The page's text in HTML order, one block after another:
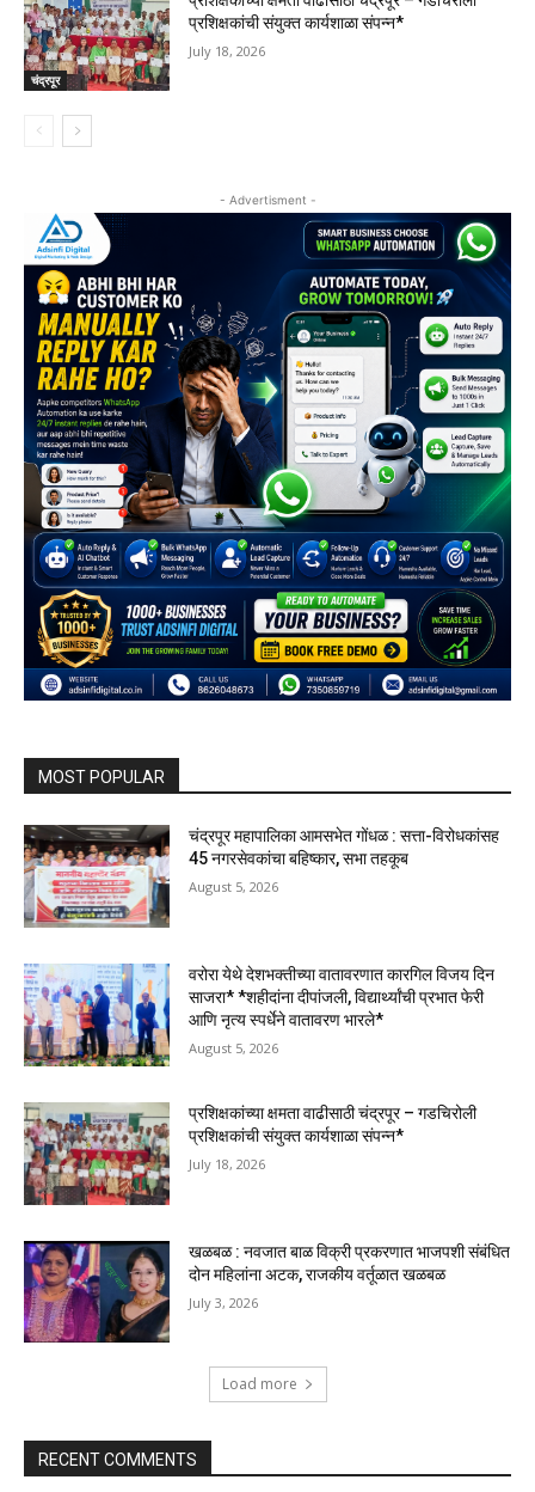
चंद्रपूर
प्रशिक्षकांची संयुक्त कार्यशाळा संपन्न*
July 18, 2026
- Advertisment -
MOST POPULAR
चंद्रपूर महापालिका आमसभेत गोंधळ : सत्ता-विरोधकांसह
45 नगरसेवकांचा बहिष्कार, सभा तहकूब
August 5, 2026
वरोरा येथे देशभक्तीच्या वातावरणात कारगिल विजय दिन
साजरा* *शहीदांना दीपांजली, विद्यार्थ्यांची प्रभात फेरी
आणि नृत्य स्पर्धेने वातावरण भारले*
August 5, 2026
प्रशिक्षकांच्या क्षमता वाढीसाठी चंद्रपूर – गडचिरोली
प्रशिक्षकांची संयुक्त कार्यशाळा संपन्न*
July 18, 2026
खळबळ : नवजात बाळ विक्री प्रकरणात भाजपशी संबंधित
दोन महिलांना अटक, राजकीय वर्तूळात खळबळ
July 3, 2026
Load more
RECENT COMMENTS